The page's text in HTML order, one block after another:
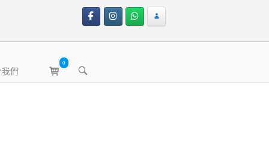
們
View
shopping
0
OPEN
SEARCH